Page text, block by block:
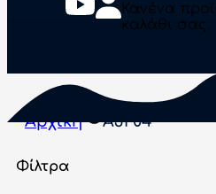
Κανένα
καλάθι σας.
Αρχική AJI 04
Φίλτρα